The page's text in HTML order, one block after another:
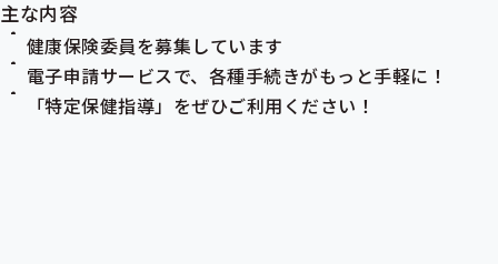
主な内容
健康保険委員を募集しています
電子申請サービスで、各種手続きがもっと手軽に！
「特定保健指導」をぜひご利用ください！